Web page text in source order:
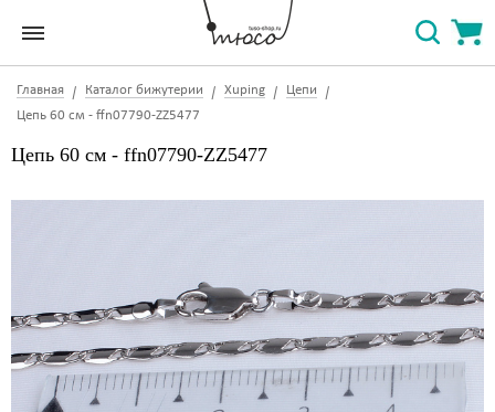
Главная Каталог бижутерии Xuping
Цепи
Цепь 60 см - ffn07790-ZZ5477
Цепь 60 см - ffn07790-ZZ5477